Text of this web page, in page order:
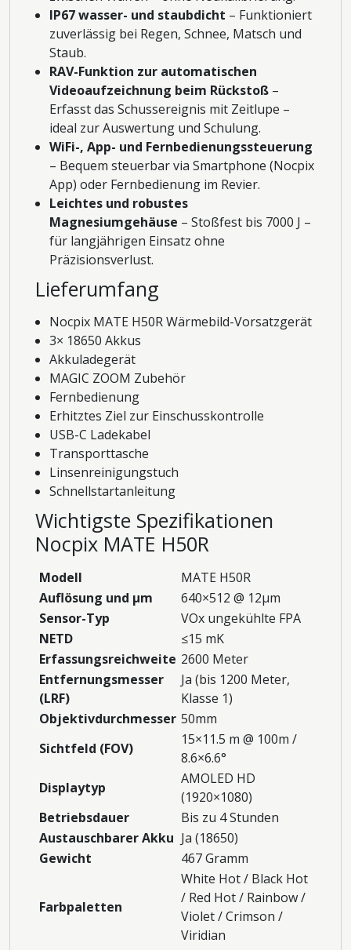
IP67 wasser- und staubdicht – Funktioniert
zuverlässig bei Regen, Schnee, Matsch und
Staub.
RAV-Funktion zur automatischen
Videoaufzeichnung beim Rückstoß –
Erfasst das Schussereignis mit Zeitlupe –
ideal zur Auswertung und Schulung.
WiFi-, App- und Fernbedienungssteuerung
– Bequem steuerbar via Smartphone (Nocpix
App) oder Fernbedienung im Revier.
Leichtes und robustes
Magnesiumgehäuse – Stoßfest bis 7000 J –
für langjährigen Einsatz ohne
Präzisionsverlust.
Lieferumfang
Nocpix MATE H50R Wärmebild-Vorsatzgerät
3× 18650 Akkus
Akkuladegerät
MAGIC ZOOM Zubehör
Fernbedienung
Erhitztes Ziel zur Einschusskontrolle
USB-C Ladekabel
Transporttasche
Linsenreinigungstuch
Schnellstartanleitung
Wichtigste Spezifikationen
Nocpix MATE H50R
Modell
MATE H50R
Auflösung und μm
640×512 @ 12μm
Sensor-Typ
VOx ungekühlte FPA
NETD
≤15 mK
Erfassungsreichweite 2600 Meter
Entfernungsmesser
(LRF)
Ja (bis 1200 Meter,
Klasse 1)
Objektivdurchmesser 50mm
Sichtfeld (FOV)
15×11.5 m @ 100m /
8.6×6.6°
Displaytyp
AMOLED HD
(1920×1080)
Betriebsdauer
Bis zu 4 Stunden
Austauschbarer Akku Ja (18650)
Gewicht
467 Gramm
Farbpaletten
White Hot / Black Hot
/ Red Hot / Rainbow /
Violet / Crimson /
Viridian